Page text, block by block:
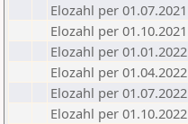
Elozahl per 01.07.2021
Elozahl per 01.10.2021
Elozahl per 01.01.2022
Elozahl per 01.04.2022
Elozahl per 01.07.2022
Elozahl per 01.10.2022